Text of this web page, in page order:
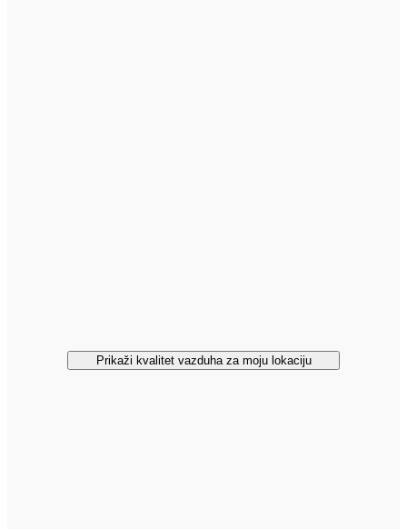
Prikaži kvalitet vazduha za moju lokaciju